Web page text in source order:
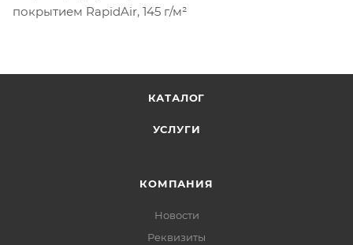
покрытием RapidAir, 145 г/м²
КАТАЛОГ
УСЛУГИ
КОМПАНИЯ
Новости
Реквизиты